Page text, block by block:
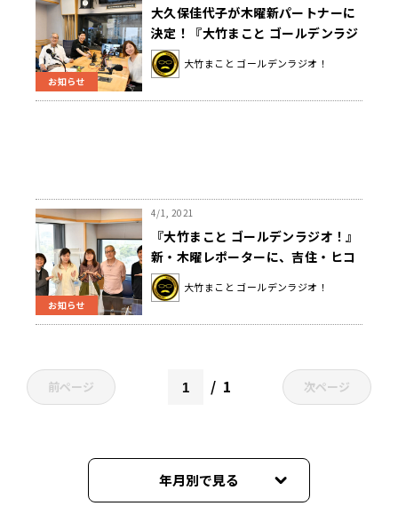
お知らせ
大久保佳代子が木曜新パートナーに
決定！『大竹まこと ゴールデンラジ
オ！』
大竹まこと ゴールデンラジオ！
お知らせ
4/1, 2021
『大竹まこと ゴールデンラジオ！』
新・木曜レポーターに、吉住・ヒコ
ロヒーが決定
大竹まこと ゴールデンラジオ！
前ページ 1 次ページ
年月別で見る